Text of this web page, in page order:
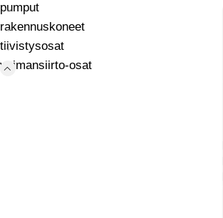
pumput
rakennuskoneet
tiivistysosat
voimansiirto-osat